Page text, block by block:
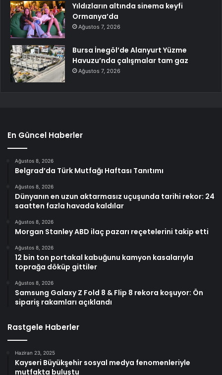
Yıldızların altında sinema keyfi
Ormanya’da
Ağustos 7, 2026
Bursa İnegöl’de Alanyurt Yüzme
Havuzu’nda çalışmalar tam gaz
Ağustos 7, 2026
En Güncel Haberler
Ağustos 8, 2026
Belgrad’da Türk Mutfağı Haftası Tanıtımı
Ağustos 8, 2026
Dünyanın en uzun aktarmasız uçuşunda tarihi rekor: 24
saatten fazla havada kaldılar
Ağustos 8, 2026
Morgan Stanley ABD ilaç pazarı reçetelerini takip etti
Ağustos 8, 2026
12 bin ton portakal kabuğunu kamyon kasalarıyla
toprağa döküp gittiler
Ağustos 8, 2026
Samsung Galaxy Z Fold 8 & Flip 8 rekora koşuyor: Ön
sipariş rakamları açıklandı
Rastgele Haberler
Haziran 23, 2025
Kayseri Büyükşehir sosyal medya fenomenleriyle
mutfakta buluştu